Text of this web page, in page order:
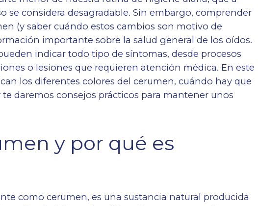
se considera desagradable. Sin embargo, comprender
(y saber cuándo estos cambios son motivo de
importante sobre la salud general de los oídos.
indicar todo tipo de síntomas, desde procesos
o lesiones que requieren atención médica. En este
los diferentes colores del cerumen, cuándo hay que
daremos consejos prácticos para mantener unos
y por qué es
como cerumen, es una sustancia natural producida